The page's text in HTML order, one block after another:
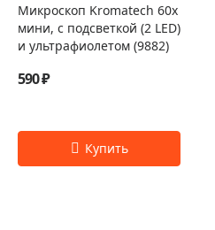
Микроскоп Kromatech 60x
мини, с подсветкой (2 LED)
и ультрафиолетом (9882)
590 ₽